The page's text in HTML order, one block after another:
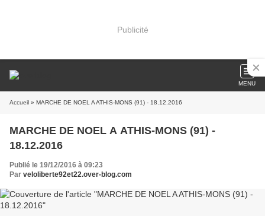
Publicité
MENU
Accueil » MARCHE DE NOEL A ATHIS-MONS (91) - 18.12.2016
MARCHE DE NOEL A ATHIS-MONS (91) -
18.12.2016
Publié le 19/12/2016 à 09:23
Par veloliberte92et22.over-blog.com